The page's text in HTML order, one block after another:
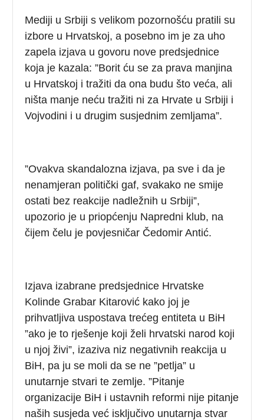
Mediji u Srbiji s velikom pozornošću pratili su
izbore u Hrvatskoj, a posebno im je za uho
zapela izjava u govoru nove predsjednice
koja je kazala: ”Borit ću se za prava manjina
u Hrvatskoj i tražiti da ona budu što veća, ali
ništa manje neću tražiti ni za Hrvate u Srbiji i
Vojvodini i u drugim susjednim zemljama”.
”Ovakva skandalozna izjava, pa sve i da je
nenamjeran politički gaf, svakako ne smije
ostati bez reakcije nadležnih u Srbiji”,
upozorio je u priopćenju Napredni klub, na
čijem čelu je povjesničar Čedomir Antić.
Izjava izabrane predsjednice Hrvatske
Kolinde Grabar Kitarović kako joj je
prihvatljiva uspostava trećeg entiteta u BiH
”ako je to rješenje koji želi hrvatski narod koji
u njoj živi”, izaziva niz negativnih reakcija u
BiH, pa ju se moli da se ne ”petlja” u
unutarnje stvari te zemlje. ”Pitanje
organizacije BiH i ustavnih reformi nije pitanje
naših susjeda već isključivo unutarnja stvar